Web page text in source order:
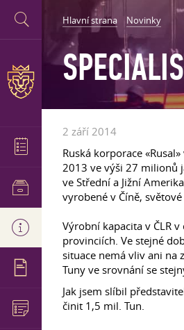
Hlavní strana Novinky
2 září 2014
Ruská korporace
2013 ve výši 27 milionů
ve Střední a Jižní
vyrobené v Číně,
Výrobní kapacita v ČLR
provinciích. Ve stejné
situace nemá vliv ani na
Tuny ve srovnání se
Jak jsem slíbil
činit 1,5 mil. Tun.